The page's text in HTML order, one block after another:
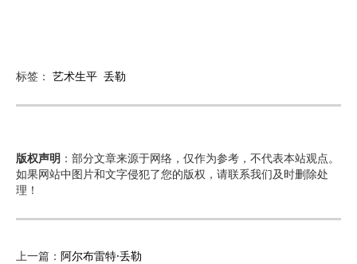
标签： 艺术生平 丢勒
版权声明 ：部分文章来源于网络，仅作为参考，不代表本站观点。
如果网站中图片和文字侵犯了您的版权，请联系我们及时删除处
理！
上一篇： 阿尔布雷特·丢勒